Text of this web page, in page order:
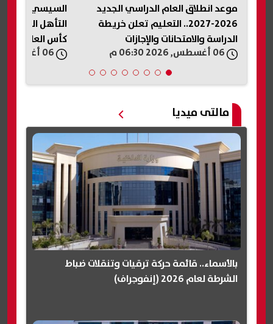
موعد انطلاق العام الدراسي الجديد
2026-2027.. التعليم تعلن خريطة
الدراسة والامتحانات والإجازات
السيسي يهنئ
التأهل
كأس العالم لكرة
مالتى ميديا
بالأسماء.. قائمة حركة ترقيات وتنقلات ضباط
الشرطة لعام 2026 (إنفوجراف)